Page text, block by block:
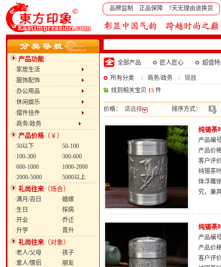
品牌监制 正品保障 7天无理由退换货
产品功能
·家居生活
·服饰配饰
·办公用品
·休闲娱乐
·摆件挂件
·商务/政务
产品价格（￥）
·50以下
·50-100
·100-300
·300-600
·600-1000
·1000-2000
·2000-5000
·5000以上
礼尚往来 （场合）
·满月/百日
·婚嫁
·生日
·探病
·开业
·乔迁
·升学
·晋升
礼尚往来 （对象）
·老人/父母
·孩子
·爱人/情侣
·朋友
全部产品 匠人匠心 超值
所有分类 商务/政务
锡器
找到相关宝贝 15 件
价格： 请选择 排序方式：
纯锡茶
产品编
产品价
客户评
纯锡茶
体浮雕
究，兼
纯锡茶
产品编
产品价
客户评